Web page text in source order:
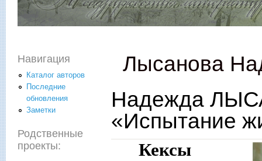
Лысанова
Надежда
«Испытание
Кексы
Навигация
Каталог авторов
Последние
обновления
Заметки
Родственные
проекты: